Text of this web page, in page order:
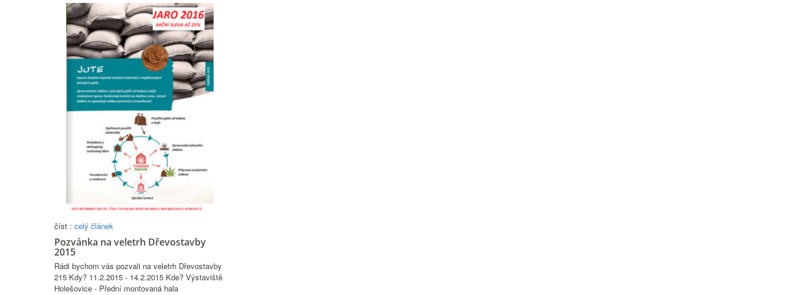
číst : celý článek
Pozvánka na veletrh Dřevostavby
2015
Rádi bychom vás pozvali na veletrh Dřevostavby
215 Kdy? 11.2.2015 - 14.2.2015 Kde? Výstaviště
Holešovice - Přední montovaná hala